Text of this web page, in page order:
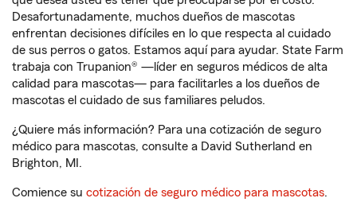
Desafortunadamente, muchos dueños de mascotas
enfrentan decisiones difíciles en lo que respecta al cuidado
de sus perros o gatos. Estamos aquí para ayudar. State Farm
trabaja con Trupanion® —líder en seguros médicos de alta
calidad para mascotas— para facilitarles a los dueños de
mascotas el cuidado de sus familiares peludos.
¿Quiere más información? Para una cotización de seguro
médico para mascotas, consulte a David Sutherland en
Brighton, MI.
Comience su cotización de seguro médico para mascotas.